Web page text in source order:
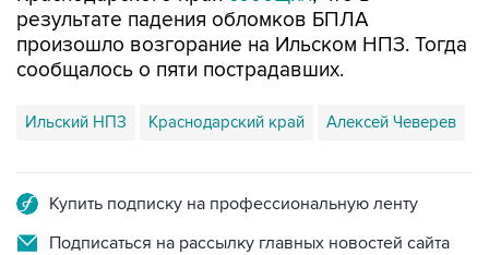
результате падения обломков БПЛА
произошло возгорание на Ильском НПЗ. Тогда
сообщалось о пяти пострадавших.
Ильский НПЗ Краснодарский край Алексей Чеверев
Купить подписку на профессиональную ленту
Подписаться на рассылку главных новостей сайта